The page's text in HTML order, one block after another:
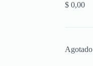
$0,00
Agotado